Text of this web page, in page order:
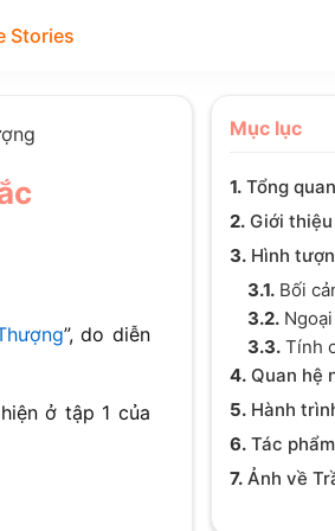
Stories
Chưa
”, do diễn
ở tập 1 của
Mục lục
1.Tổng
2.Giới thiệu
3.Hình
3.1.Bối
3.2.Ngoại
3.3.Tính
4.Quan hệ
5.Hành
6.Tác
7.Ảnh về